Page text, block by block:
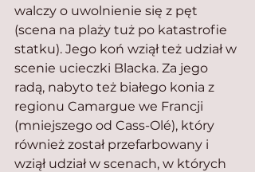
walczy o uwolnienie się z pęt
(scena na plaży tuż po katastrofie
statku). Jego koń wziął też udział w
scenie ucieczki Blacka. Za jego
radą, nabyto też białego konia z
regionu Camargue we Francji
(mniejszego od Cass-Olé), który
również został przefarbowany i
wziął udział w scenach, w których